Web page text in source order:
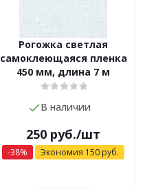
Рогожка светлая
самоклеющаяся пленка
450 мм, длина 7 м
В наличии
250 руб./шт
-38% Экономия 150 руб.